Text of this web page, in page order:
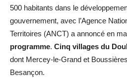
500 habitants dans le
gouvernement, avec l’Agence
Territoires (ANCT) a annoncé en
programme. Cinq villages du
dont Mercey-le-Grand et
Besançon.